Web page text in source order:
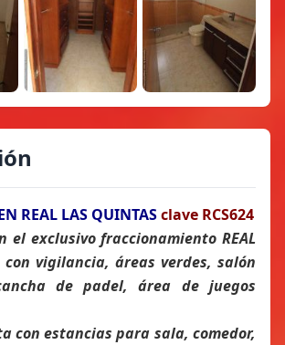
REAL LAS QUINTASclave RCS624
el exclusivo fraccionamiento REAL
con vigilancia, áreas verdes, salón
de padel, área de juegos
con estancias para sala, comedor,